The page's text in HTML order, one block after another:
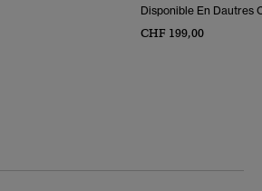
Disponible En Dautres
CHF 199,00